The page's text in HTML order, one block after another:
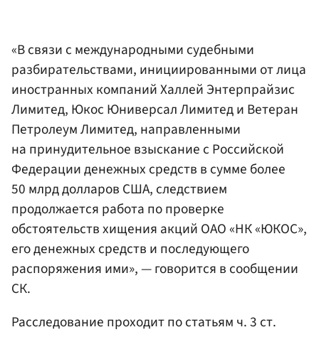
«В связи с международными судебными
разбирательствами, инициированными от лица
иностранных компаний Халлей Энтерпрайзис
Лимитед, Юкос Юниверсал Лимитед и Ветеран
Петролеум Лимитед, направленными
на принудительное взыскание с Российской
Федерации денежных средств в сумме более
50 млрд долларов США, следствием
продолжается работа по проверке
обстоятельств хищения акций ОАО «НК «ЮКОС»,
его денежных средств и последующего
распоряжения ими», — говорится в сообщении
СК.
Расследование проходит по статьям ч. 3 ст.